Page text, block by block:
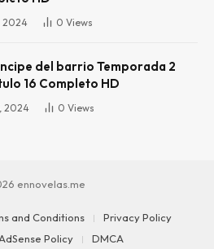
2024 0 Views
del barrio Temporada 2
16 Completo HD
2024 0 Views
ennovelas.me
and Conditions
Privacy Policy
Policy
DMCA